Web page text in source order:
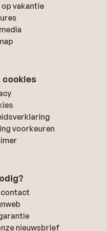
vakantie
cookies
voorkeuren
contact
nieuwsbrief